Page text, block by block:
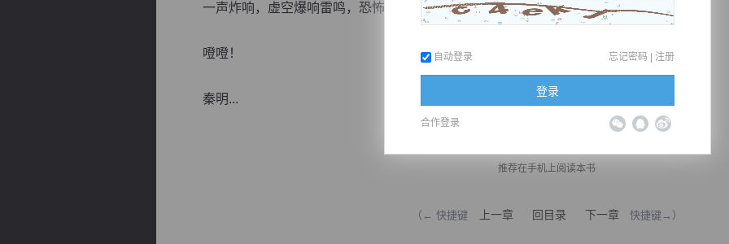
一声炸响，虚空爆响雷鸣，恐怖的力量瞬间扩散开来。
噔噔！
秦明...
推荐在手机上阅读本书
（← 快捷键 上一章 回目录 下一章 快捷键→）
自动登录 忘记密码 | 注册
登录
合作登录